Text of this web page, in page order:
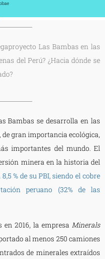
Las Bambas en las
del Perú? ¿Hacia dónde se
Bambas se desarrolla en las
gran importancia ecológica,
importantes del mundo. El
minera en la historia del
% de su PBI, siendo el cobre
peruano (32% de las
en 2016, la empresa Minerals
al menos 250 camiones
de minerales extraídos